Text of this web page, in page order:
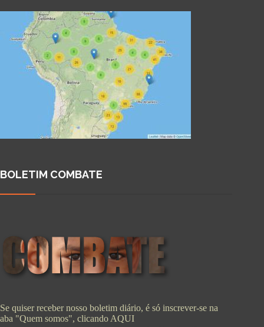
BOLETIM COMBATE
Se quiser receber nosso boletim diário, é só inscrever-se na
aba "Quem somos", clicando AQUI